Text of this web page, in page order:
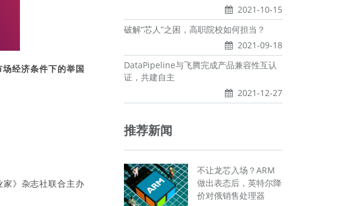
经济条件下的举国
家》杂志社联合主办
2021-10-15
破解“芯人”之困，高职院校如何担当？
2021-09-18
DataPipeline与飞腾完成产品兼容性互认
证，共建自主
2021-12-27
推荐新闻
不让龙芯入场？ARM
做出表态后，英特尔降
价对俄销售处理器